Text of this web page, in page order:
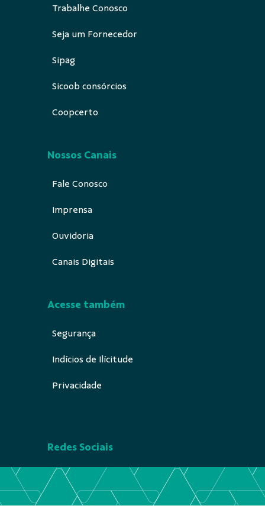
Trabalhe Conosco
Seja um Fornecedor
Sipag
Sicoob consórcios
Coopcerto
Nossos Canais
Fale Conosco
Imprensa
Ouvidoria
Canais Digitais
Acesse também
Segurança
Indícios de Ilícitude
Privacidade
Redes Sociais